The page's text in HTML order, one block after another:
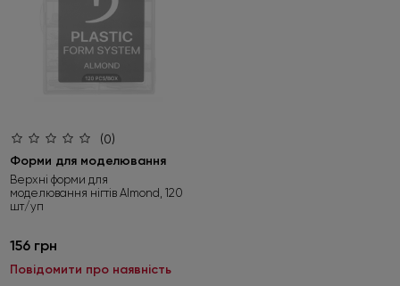
(0)
Форми для моделювання
Верхні форми для
моделювання нігтів Almond, 120
шт/уп
156 грн
Повідомити про наявність